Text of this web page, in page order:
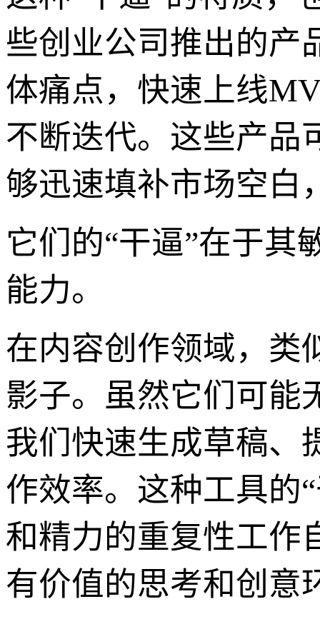
些创业公司推出的产
体痛点，快速上线
不断迭代。这些产品
够迅速填补市场空白
它们的“干逼”在于其
能力。
在内容创作领域，类
影子。虽然它们可能
我们快速生成草稿、
作效率。这种工具的
和精力的重复性工作
有价值的思考和创意